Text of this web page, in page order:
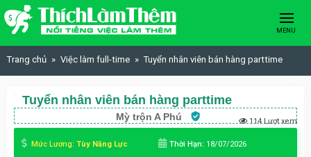
Skip to content
MENU
Trang chủ Việc làm full-time Tuyển nhân viên bán hàng parttime
Tuyển nhân viên bán hàng parttime
Mỳ trộn A Phú 114 Lượt xem
Mức Lương: Tùy Năng Lực Thời Hạn: 18/07/2026